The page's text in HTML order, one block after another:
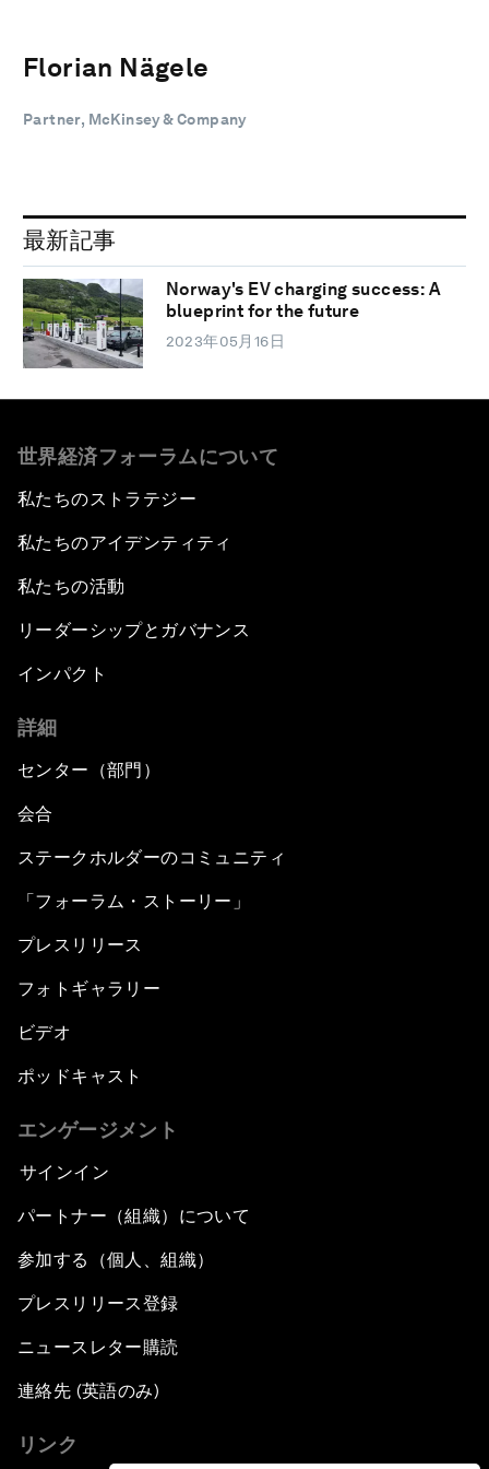
Florian Nägele
Partner, McKinsey & Company
最新記事
Norway's EV charging success: A
blueprint for the future
2023年05月16日
世界経済フォーラムについて
私たちのストラテジー
私たちのアイデンティティ
私たちの活動
リーダーシップとガバナンス
インパクト
詳細
センター（部門）
会合
ステークホルダーのコミュニティ
「フォーラム・ストーリー」
プレスリリース
フォトギャラリー
ビデオ
ポッドキャスト
エンゲージメント
サインイン
パートナー（組織）について
参加する（個人、組織）
プレスリリース登録
ニュースレター購読
連絡先 (英語のみ)
リンク